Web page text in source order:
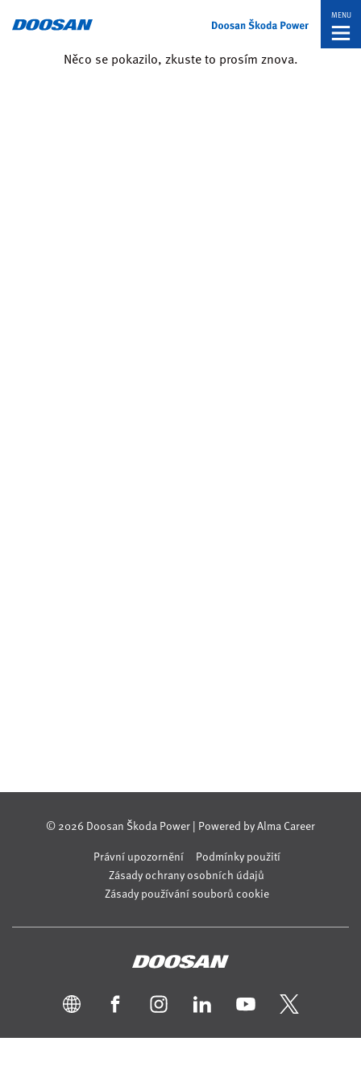
MENU
Něco se pokazilo, zkuste to prosím znova.
© 2026 Doosan Škoda Power | Powered byAlma Career
Právní upozornění
Podmínky použití
Zásady ochrany osobních údajů
Zásady používání souborů cookie